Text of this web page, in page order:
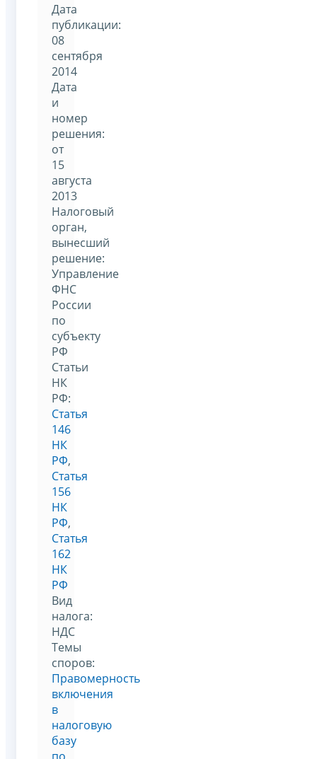
Дата
публикации:
08
сентября
2014
Дата
и
номер
решения:
от
15
августа
2013
Налоговый
орган,
вынесший
решение:
Управление
ФНС
России
по
субъекту
РФ
Статьи
НК
РФ:
Статья
146
НК
РФ,
Статья
156
НК
РФ,
Статья
162
НК
РФ
Вид
налога:
НДС
Темы
споров:
Правомерность
включения
в
налоговую
базу
по